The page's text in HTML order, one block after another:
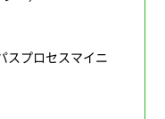
スプロセスマイニ